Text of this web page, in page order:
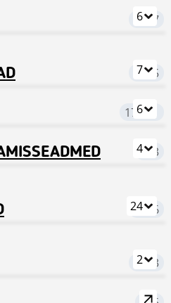
4957
6
3835
7
17 861
6
243
4
8046
24
3243
2